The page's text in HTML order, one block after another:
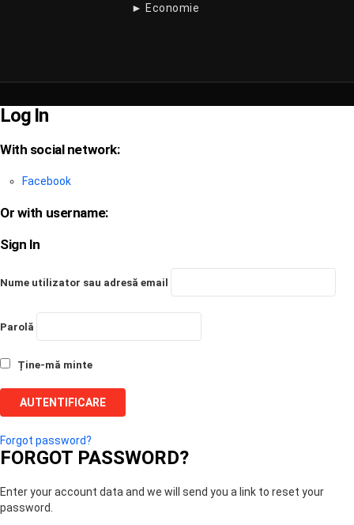
► Economie
Log In
With social network:
Facebook
Or with username:
Sign In
Nume utilizator sau adresă email
Parolă
Ține-mă minte
Forgot password?
FORGOT PASSWORD?
Enter your account data and we will send you a link to reset your
password.